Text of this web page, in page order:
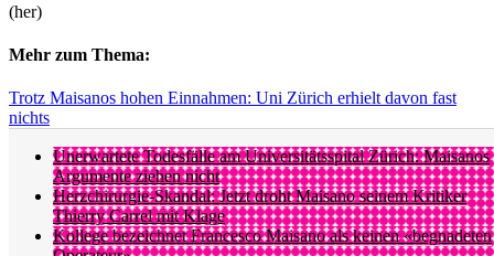
(her)
Mehr zum Thema:
Trotz Maisanos hohen Einnahmen: Uni Zürich erhielt davon fast
nichts
Unerwartete Todesfälle am Universitätsspital Zürich: Maisanos
Argumente ziehen nicht
Herzchirurgie-Skandal: Jetzt droht Maisano seinem Kritiker
Thierry Carrel mit Klage
Kollege bezeichnet Francesco Maisano als keinen «begnadeten